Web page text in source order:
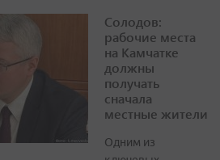
Солодов:
рабочие места
на Камчатке
должны
получать
сначала
местные жители
Одним из